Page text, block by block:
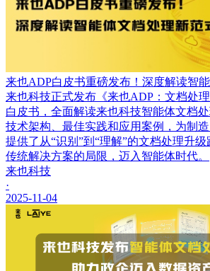
来也ADP白皮书重磅发布！深度解读智
来也科技正式发布《来也ADP：文档处理
白皮书，全面解读来也科技智能体文档处
技术架构、最佳实践和应用案例，为制
提供了从“识别”到“理解”的文档处理升
传统解决方案的局限，迈入智能体时代。
来也科技
·
2025-11-04